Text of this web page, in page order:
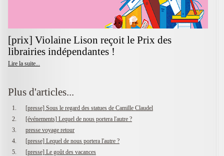
[prix] Violaine Lison reçoit le Prix des
librairies indépendantes !
Lire la suite...
Plus d'articles...
[presse] Sous le regard des statues de Camille Claudel
[événements] Lequel de nous portera l'autre ?
presse voyage retour
[presse] Lequel de nous portera l'autre ?
[presse] Le goût des vacances